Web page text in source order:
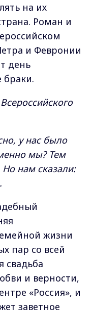
на их
Роман и
и Февронии
день
браки.
у нас было
мы? Тем
нам сказали:
жизни
пар со всей
свадьба
и верности,
«Россия», и
заветное